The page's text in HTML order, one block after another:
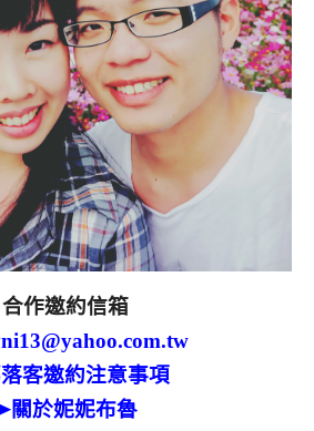
合作邀約信箱
客邀約注意事項
關於妮妮布魯